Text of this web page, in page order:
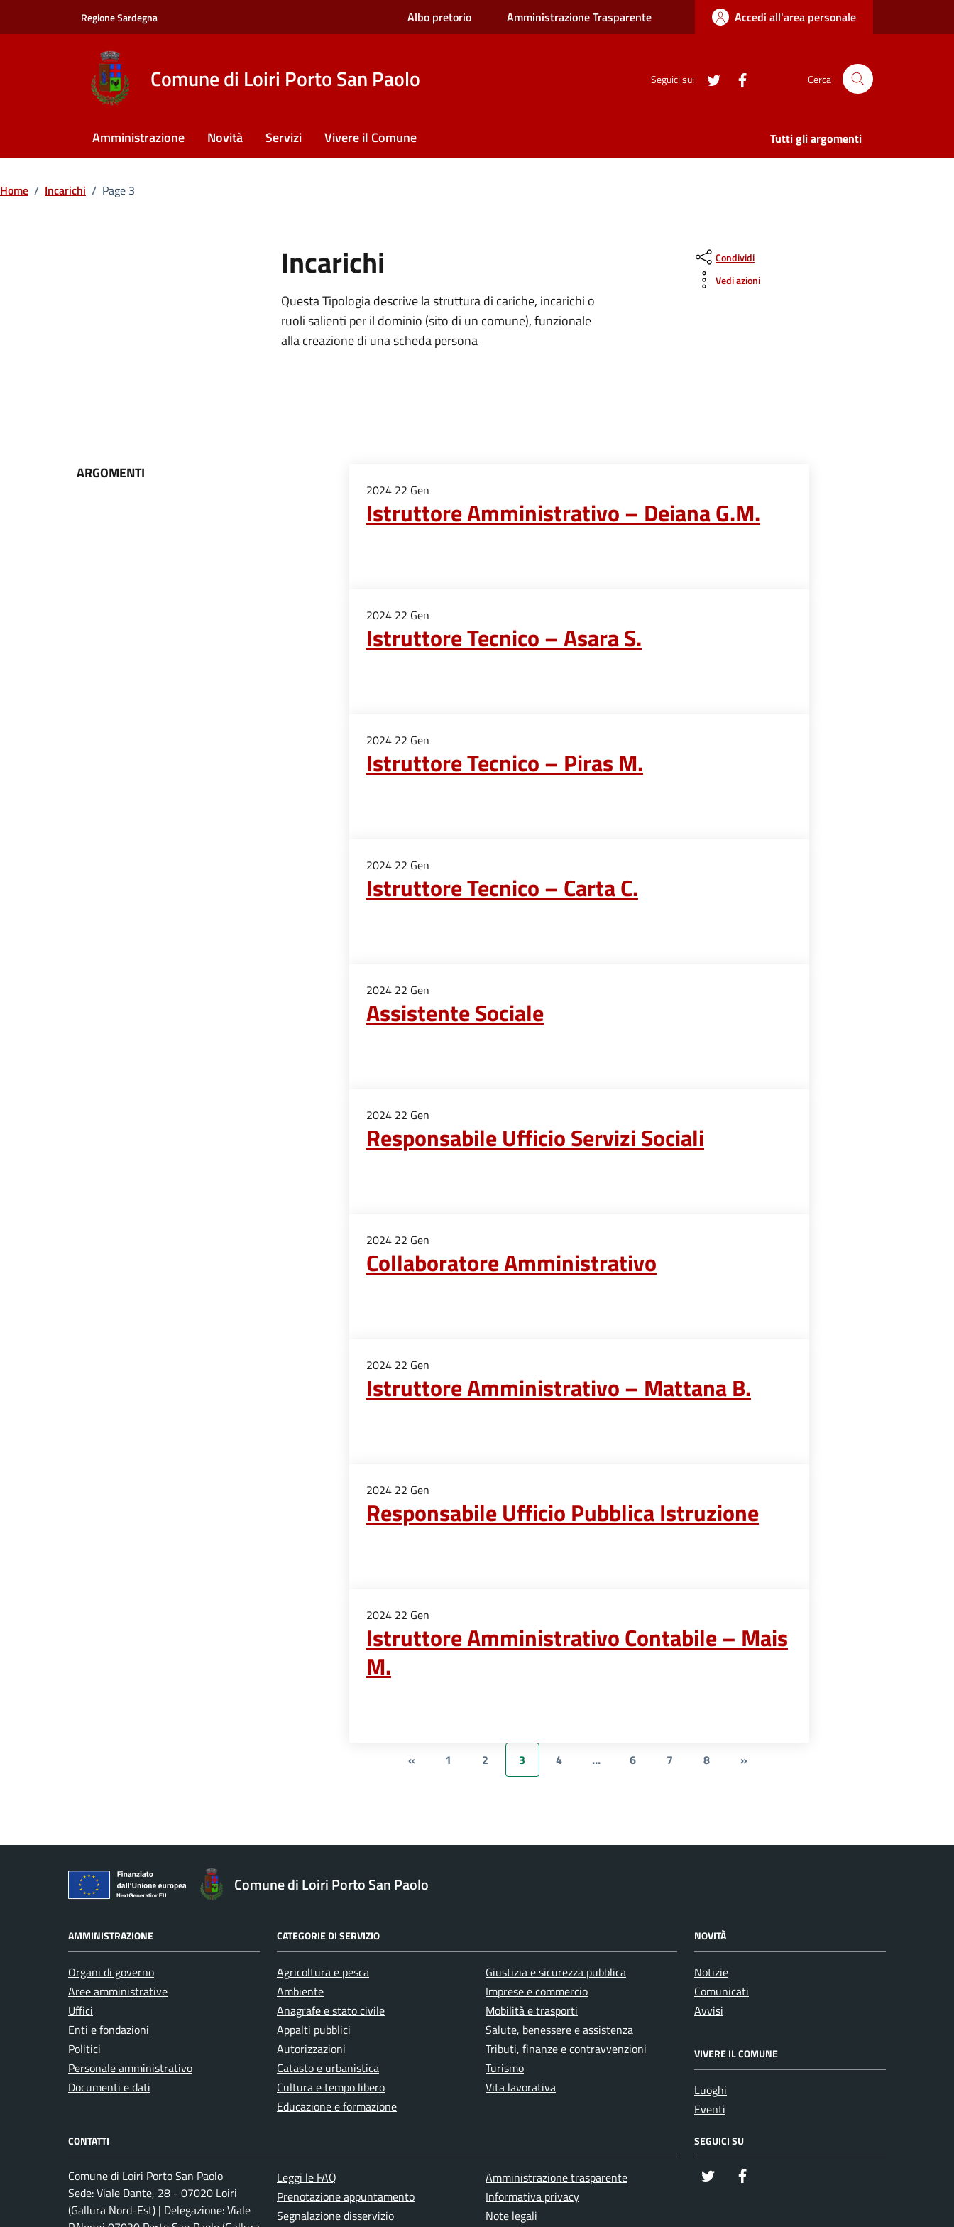
Regione Sardegna Albo pretorio Amministrazione Trasparente Accedi all'area personale
Comune di Loiri Porto San Paolo Seguici su: twitter Cerca
Amministrazione Novità Servizi Vivere il Comune Tutti gli argomenti
Home / Incarichi / Page 3
Incarichi
Questa Tipologia descrive la struttura di cariche, incarichi o
ruoli salienti per il dominio (sito di un comune), funzionale
alla creazione di una scheda persona
Condividi
Vedi azioni
ARGOMENTI
2024 22 Gen
Istruttore Amministrativo – Deiana G.M.
2024 22 Gen
Istruttore Tecnico – Asara S.
2024 22 Gen
Istruttore Tecnico – Piras M.
2024 22 Gen
Istruttore Tecnico – Carta C.
2024 22 Gen
Assistente Sociale
2024 22 Gen
Responsabile Ufficio Servizi Sociali
2024 22 Gen
Collaboratore Amministrativo
2024 22 Gen
Istruttore Amministrativo – Mattana B.
2024 22 Gen
Responsabile Ufficio Pubblica Istruzione
2024 22 Gen
Istruttore Amministrativo Contabile – Mais
M.
« 1 2 3 4 … 6 7 8 »
Comune di Loiri Porto San Paolo
AMMINISTRAZIONE
Organi di governo
Aree amministrative
Uffici
Enti e fondazioni
Politici
Personale amministrativo
Documenti e dati
CATEGORIE DI SERVIZIO
Agricoltura e pesca
Ambiente
Anagrafe e stato civile
Appalti pubblici
Autorizzazioni
Catasto e urbanistica
Cultura e tempo libero
Educazione e formazione
Giustizia e sicurezza pubblica
Imprese e commercio
Mobilità e trasporti
Salute, benessere e assistenza
Tributi, finanze e contravvenzioni
Turismo
Vita lavorativa
NOVITÀ
Notizie
Comunicati
Avvisi
VIVERE IL COMUNE
Luoghi
Eventi
CONTATTI
Comune di Loiri Porto San Paolo
Sede: Viale Dante, 28 - 07020 Loiri
(Gallura Nord-Est) | Delegazione: Viale
Leggi le FAQ
Prenotazione appuntamento
Segnalazione disservizio
Amministrazione trasparente
Informativa privacy
Note legali
SEGUICI SU
twitter